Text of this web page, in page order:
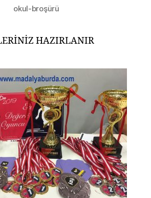
okul-broşürü
HAZIRLANIR